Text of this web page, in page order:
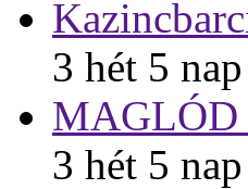
3 hét 5 nap
MAGLÓD
3 hét 5 nap